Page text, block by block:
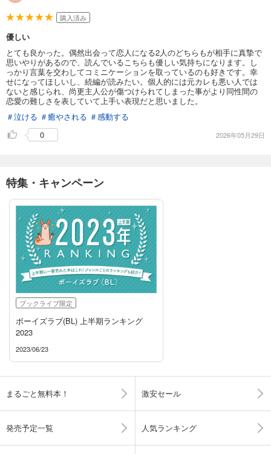
購入済み
優しい
とても良かった。偶然出会って恋人になる2人のどちらもが相手に真摯で
思いやりがあるので、読んでいるこちらも優しい気持ちになります。し
っかり言葉を交わしてコミニケーションを取っているのも好きです。幸
せになってほしいし、続編が読みたい。個人的には元カレも悪い人では
ないと感じられ、尚更主人公が傷つけられてしまった事がより同性間の
恋愛の難しさを表していて上手い表現だと思いました。
＃泣ける ＃癒やされる ＃感動する
0
2026年05月29日
特集・キャンペーン
ブックライブ限定
ボーイズラブ(BL) 上半期ランキング
2023
2023/06/23
まるごと無料本！ 激安セール
発売予定一覧 人気ランキング